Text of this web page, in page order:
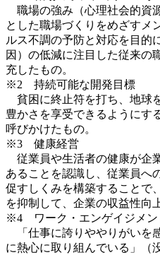
職場の強み（心理社会的資
とした職場づくりをめざすメ
ルス不調の予防と対応を目的
因）の低減に注目した従来の
充したもの。
※2 持続可能な開発目標
貧困に終止符を打ち、地球
豊かさを享受できるようにす
呼びかけたもの。
※3 健康経営
従業員や生活者の健康が企
あることを認識し、従業員へ
促すしくみを構築することで
を抑制して、企業の収益性向
※4 ワーク・エンゲイジメン
「仕事に誇りややりがいを
に熱心に取り組んでいる」（